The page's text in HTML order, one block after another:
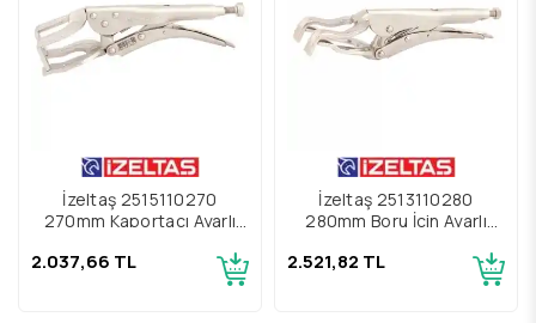
İzeltaş 2515110270
270mm Kaportacı Ayarlı
2.037,66 TL
İzeltaş 2513110280
280mm Boru İçin Ayarlı
2.521,82 TL